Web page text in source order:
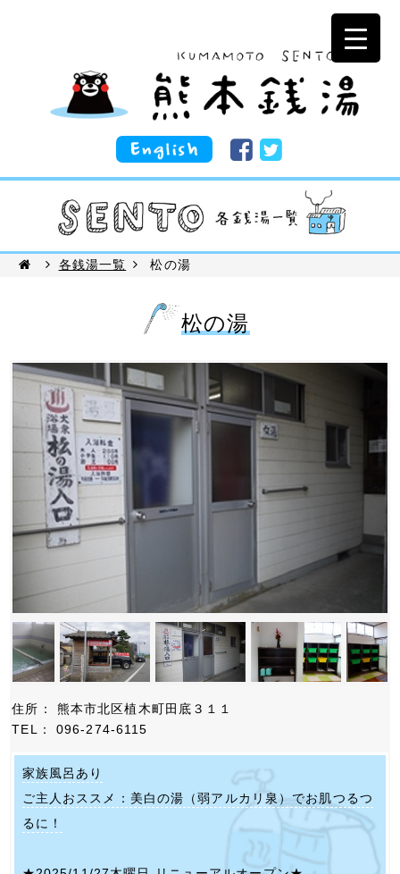
各銭湯一覧 松の湯
松の湯
住所： 熊本市北区植木町田底３１１
TEL： 096-274-6115
家族風呂あり
ご主人おススメ：美白の湯（弱アルカリ泉）でお肌つるつ
るに！